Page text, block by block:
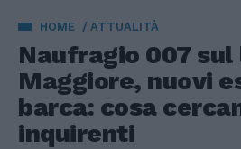
HOME ATTUALITÀ
Naufragio 007 sul
Maggiore, nuovi
barca: cosa
inquirenti